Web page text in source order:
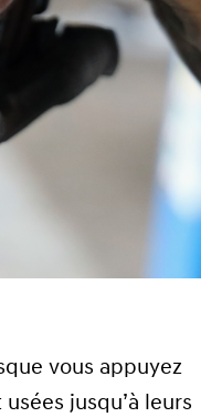
vous appuyez
jusqu’à leurs